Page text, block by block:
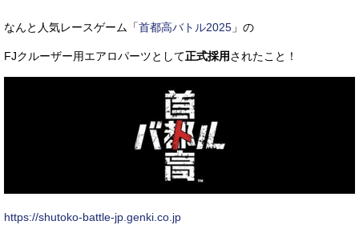
なんと人気レースゲーム「首都高バトル2025 」の
FJクルーザー用エアロパーツとして正式採用されたこと！
https://shutoko-battle-jp.genki.co.jp